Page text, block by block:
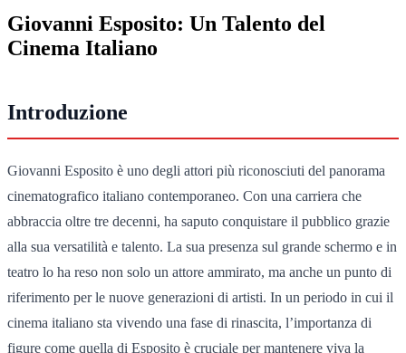
Giovanni Esposito: Un Talento del
Cinema Italiano
Introduzione
Giovanni Esposito è uno degli attori più riconosciuti del panorama
cinematografico italiano contemporaneo. Con una carriera che
abbraccia oltre tre decenni, ha saputo conquistare il pubblico grazie
alla sua versatilità e talento. La sua presenza sul grande schermo e in
teatro lo ha reso non solo un attore ammirato, ma anche un punto di
riferimento per le nuove generazioni di artisti. In un periodo in cui il
cinema italiano sta vivendo una fase di rinascita, l’importanza di
figure come quella di Esposito è cruciale per mantenere viva la